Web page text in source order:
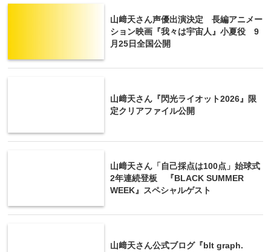
山﨑天さん声優出演決定 長編アニメー
ション映画『我々は宇宙人』小夏役 9
月25日全国公開
山﨑天さん『閃光ライオット2026』限
定クリアファイル公開
山﨑天さん「自己採点は100点」始球式
2年連続登板 『BLACK SUMMER
WEEK』スペシャルゲスト
山﨑天さん公式ブログ『blt graph.